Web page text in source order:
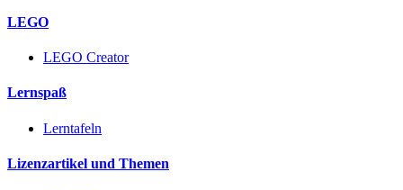
LEGO
LEGO Creator
Lernspaß
Lerntafeln
Lizenzartikel und Themen